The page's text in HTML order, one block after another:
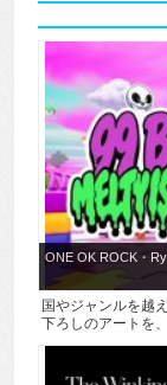
ONE OK ROCK・
国やジャンルを越
下ろしのアートを、